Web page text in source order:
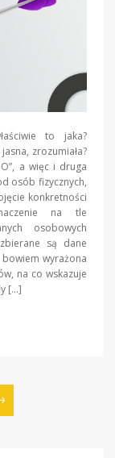
to jaka?
zrozumiała?
a więc i druga
osób fizycznych,
konkretności
na tle
osobowych
są dane
wyrażona
na co wskazuje
[…]